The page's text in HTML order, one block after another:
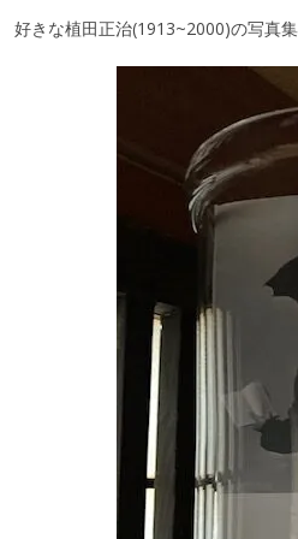
好きな植田正治(1913~2000)の写真